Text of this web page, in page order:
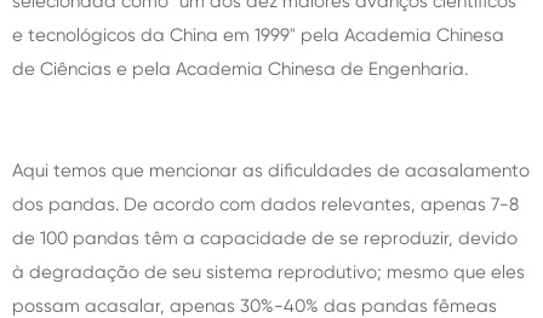
e tecnológicos da China em 1999" pela Academia Chinesa
de Ciências e pela Academia Chinesa de Engenharia.
Aqui temos que mencionar as dificuldades de acasalamento
dos pandas. De acordo com dados relevantes, apenas 7-8
de 100 pandas têm a capacidade de se reproduzir, devido
à degradação de seu sistema reprodutivo; mesmo que eles
possam acasalar, apenas 30%-40% das pandas fêmeas